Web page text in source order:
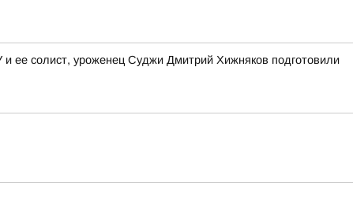
и ее солист, уроженец Суджи Дмитрий Хижняков подготовили